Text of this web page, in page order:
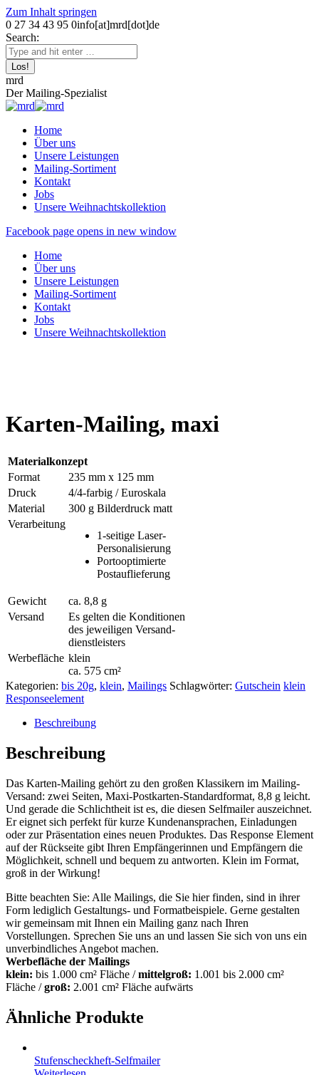
Zum Inhalt springen
0 27 34 43 95 0info[at]mrd[dot]de
Search:
mrd
Der Mailing-Spezialist
Home
Über uns
Unsere Leistungen
Mailing-Sortiment
Kontakt
Jobs
Unsere Weihnachtskollektion
Facebook page opens in new window
Home
Über uns
Unsere Leistungen
Mailing-Sortiment
Kontakt
Jobs
Unsere Weihnachtskollektion
Karten-Mailing, maxi
Materialkonzept
Format
235 mm x 125 mm
Druck
4/4-farbig / Euroskala
Material
300 g Bilder­druck matt
Verarbeitung
1-seitige Laser-
Personalisierung
Porto­optimierte
Post­auf­lieferung
Gewicht
ca. 8,8 g
Versand
Es gelten die Konditionen
des jeweiligen Versand-
dienstleisters
Werbefläche klein
ca. 575 cm²
Kategorien: bis 20g, klein, Mailings Schlagwörter: Gutschein klein
Responseelement
Beschreibung
Beschreibung
Das Karten-Mailing gehört zu den großen Klassikern im Mailing-
Versand: zwei Seiten, Maxi-Postkarten-Standardformat, 8,8 g leicht.
Und gerade die Schlichtheit ist es, die diesen Selfmailer auszeichnet.
Er eignet sich perfekt für kurze Kundenansprachen, Einladungen
oder zur Präsentation eines neuen Produktes. Das Response Element
auf der Rückseite gibt Ihren Empfängerinnen und Empfängern die
Möglichkeit, schnell und bequem zu antworten. Klein im Format,
groß in der Wirkung!
Bitte beachten Sie: Alle Mailings, die Sie hier finden, sind in ihrer
Form lediglich Gestaltungs- und Formatbeispiele. Gerne gestalten
wir gemeinsam mit Ihnen ein Mailing ganz nach Ihren
Vorstellungen. Sprechen Sie uns an und lassen Sie sich von uns ein
unverbindliches Angebot machen.
Werbefläche der Mailings
klein: bis 1.000 cm² Fläche /mittelgroß: 1.001 bis 2.000 cm²
Fläche /groß: 2.001 cm² Fläche aufwärts
Ähnliche Produkte
Stufenscheckheft-Selfmailer